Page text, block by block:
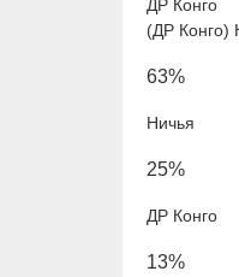
ДР Конго
(ДР Конго)
63%
Ничья
25%
ДР Конго
13%